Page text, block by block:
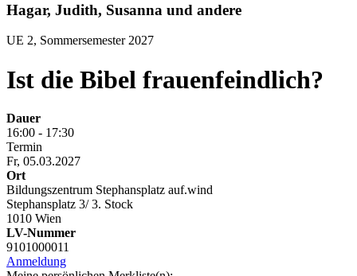
Hagar, Judith, Susanna und andere
UE 2, Sommersemester 2027
Ist die Bibel frauenfeindlich?
Dauer
16:00 - 17:30
Termin
Fr, 05.03.2027
Ort
Bildungszentrum Stephansplatz auf.wind
Stephansplatz 3/ 3. Stock
1010 Wien
LV-Nummer
9101000011
Anmeldung